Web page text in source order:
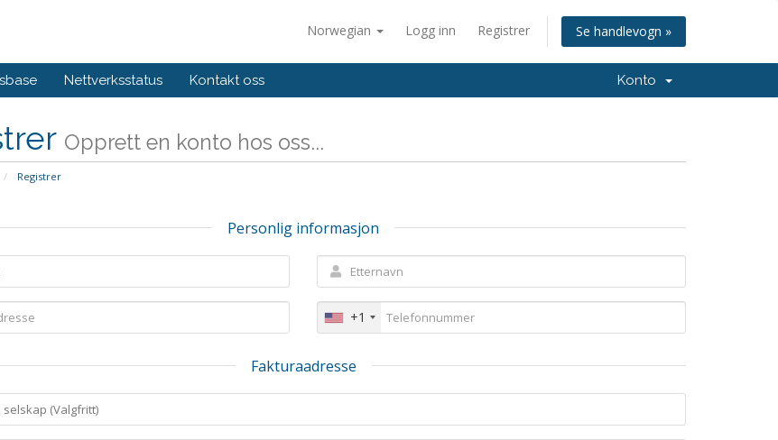
Norwegian Logg inn Registrer Se handlevogn »
Nettverksstatus Kontakt oss Konto
Opprett en konto hos oss...
Registrer
Personlig informasjon
+1
Fakturaadresse